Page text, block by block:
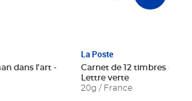
dans l'art -
La Poste
Carnet de 12 timbres - Le
Lettre verte
20g / France